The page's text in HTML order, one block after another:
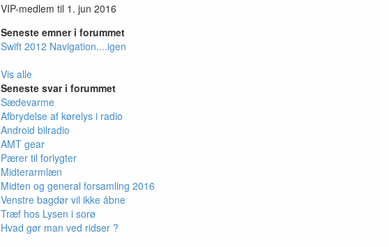
VIP-medlem til 1. jun 2016
Seneste emner i forummet
Swift 2012 Navigation....igen
Vis alle
Seneste svar i forummet
Sædevarme
Afbrydelse af kørelys i radio
Android bilradio
AMT gear
Pærer til forlygter
Midterarmlæn
Midten og general forsamling 2016
Venstre bagdør vil ikke åbne
Træf hos Lysen i sorø
Hvad gør man ved ridser ?